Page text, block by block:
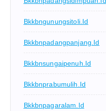
Bkkbngunungsitoli.id
Bkkbnpadangpanjang.id
Bkkbnsungaipenuh.id
Bkkbnprabumulih.id
Bkkbnpagaralam.id